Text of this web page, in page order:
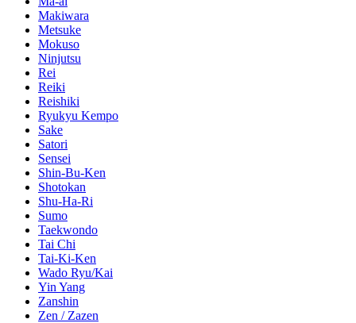
Makiwara
Metsuke
Mokuso
Ninjutsu
Rei
Reiki
Reishiki
Ryukyu Kempo
Sake
Satori
Sensei
Shin-Bu-Ken
Shotokan
Shu-Ha-Ri
Sumo
Taekwondo
Tai Chi
Tai-Ki-Ken
Wado Ryu/Kai
Yin Yang
Zanshin
Zen / Zazen